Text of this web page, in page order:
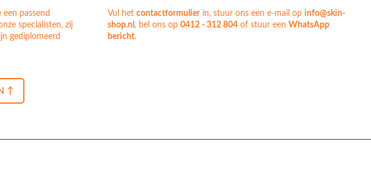
passend
specialisten, zij
gediplomeerd
Vul het contactformulierin, stuur ons een e-mail op info@skin-
shop.nl , bel ons op 0412 - 312 804of stuur een WhatsApp
bericht.
↑